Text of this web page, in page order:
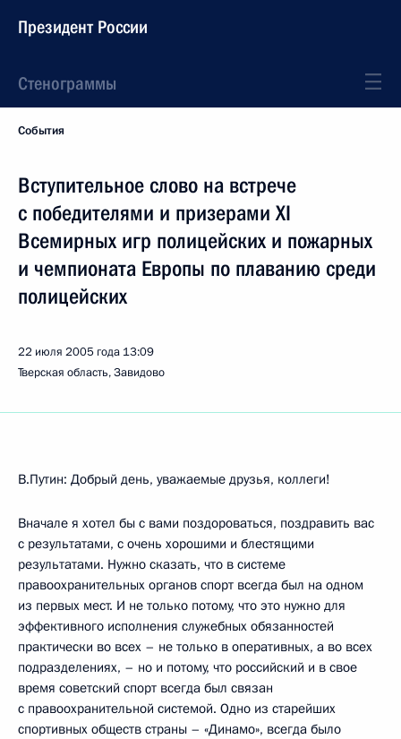
Президент России
Стенограммы
События
Вступительное слово на встрече
с победителями и призерами XI
Всемирных игр полицейских и пожарных
и чемпионата Европы по плаванию среди
полицейских
22 июля 2005 года 13:09
Тверская область, Завидово
В.Путин: Добрый день, уважаемые друзья, коллеги!
Вначале я хотел бы с вами поздороваться, поздравить вас
с результатами, с очень хорошими и блестящими
результатами. Нужно сказать, что в системе
правоохранительных органов спорт всегда был на одном
из первых мест. И не только потому, что это нужно для
эффективного исполнения служебных обязанностей
практически во всех – не только в оперативных, а во всех
подразделениях, – но и потому, что российский и в свое
время советский спорт всегда был связан
с правоохранительной системой. Одно из старейших
спортивных обществ страны – «Динамо», всегда было